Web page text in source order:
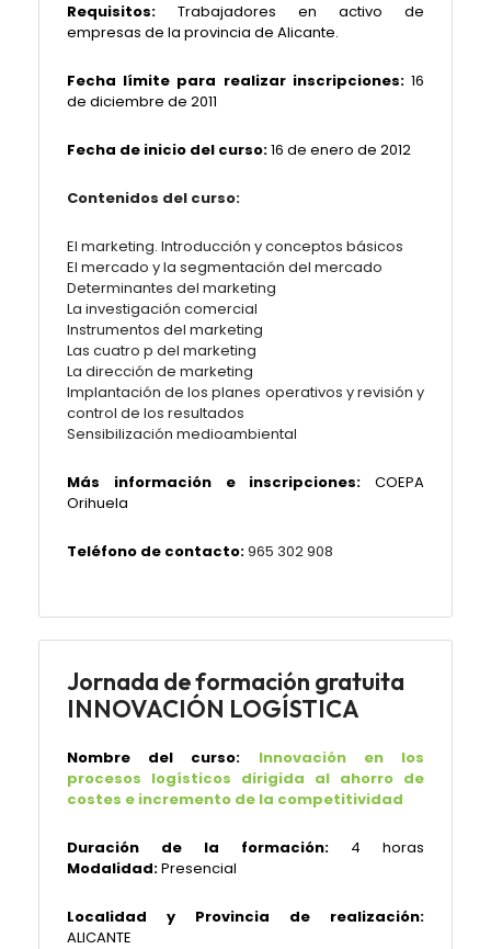
Requisitos: Trabajadores en activo de
empresas de la provincia de Alicante.
Fecha límite para realizar inscripciones: 16
de diciembre de 2011
Fecha de inicio del curso:16 de enero de 2012
Contenidos del curso:
El marketing. Introducción y conceptos básicos
El mercado y la segmentación del mercado
Determinantes del marketing
La investigación comercial
Instrumentos del marketing
Las cuatro p del marketing
La dirección de marketing
Implantación de los planes operativos y revisión y
control de los resultados
Sensibilización medioambiental
Más información e inscripciones: COEPA
Orihuela
Teléfono de contacto:965 302 908
Jornada de formación gratuita
INNOVACIÓN LOGÍSTICA
Nombre del curso:
Innovación en los
procesos logísticos dirigida al ahorro de
costes e incremento de la competitividad
Duración de la formación: 4 horas
Modalidad:Presencial
Localidad y Provincia de realización:
ALICANTE